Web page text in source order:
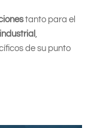
Asia
tanto para el
,
de su punto